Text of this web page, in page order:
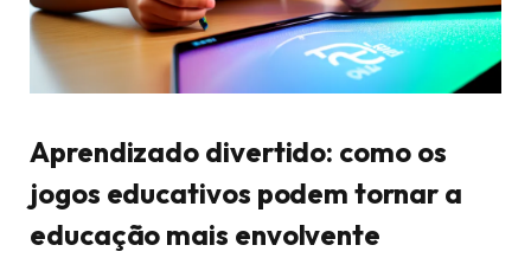
Aprendizado divertido: como os
jogos educativos podem tornar a
educação mais envolvente